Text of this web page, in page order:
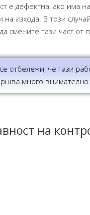
е дефектна, ако има
на изхода. В този
смените тази част от
отбележи, че тази
много внимателно.
на